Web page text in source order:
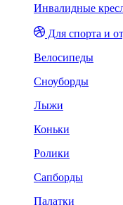
Инвалидные
Для спорта и
Велосипеды
Сноуборды
Лыжи
Коньки
Ролики
Сапборды
Палатки